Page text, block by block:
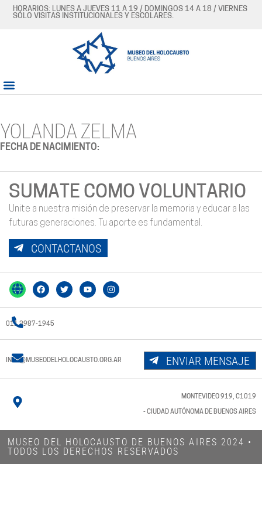
HORARIOS: LUNES A JUEVES 11 A 19 / DOMINGOS 14 A 18 / VIERNES
SÓLO VISITAS INSTITUCIONALES Y ESCOLARES.
YOLANDA ZELMA
FECHA DE NACIMIENTO:
SUMATE COMO VOLUNTARIO
Unite a nuestra misión de preservar la memoria y educar a las
futuras generaciones. Tu aporte es fundamental.
CONTACTANOS
011 3987-1945
INFO@MUSEODELHOLOCAUSTO.ORG.AR ENVIAR MENSAJE
MONTEVIDEO 919, C1019
- CIUDAD AUTÓNOMA DE BUENOS AIRES
MUSEO DEL HOLOCAUSTO DE BUENOS AIRES 2024​ •
TODOS LOS DERECHOS RESERVADOS